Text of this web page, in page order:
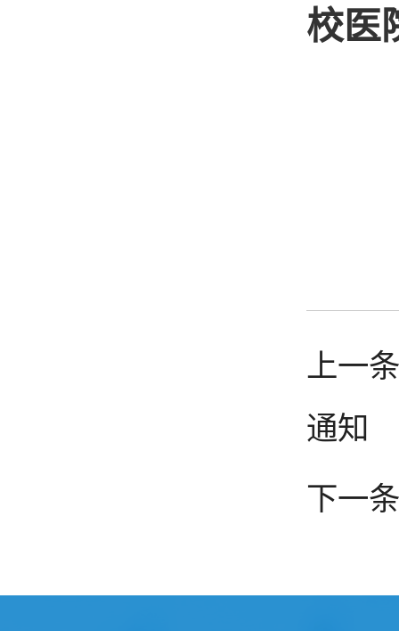
校医
上一
通知
下一